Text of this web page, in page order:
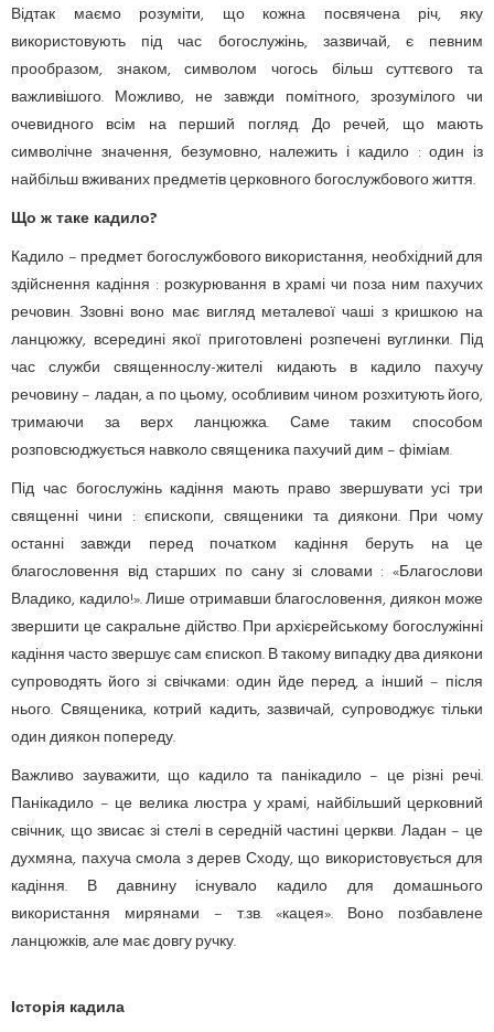
Відтак маємо розуміти, що кожна посвячена річ, яку
використовують під час богослужінь, зазвичай, є певним
прообразом, знаком, символом чогось більш суттєвого та
важливішого. Можливо, не завжди помітного, зрозумілого чи
очевидного всім на перший погляд. До речей, що мають
символічне значення, безумовно, належить і кадило : один із
найбільш вживаних предметів церковного богослужбового життя.
Що ж таке кадило?
Кадило – предмет богослужбового використання, необхідний для
здійснення кадіння : розкурювання в храмі чи поза ним пахучих
речовин. Ззовні воно має вигляд металевої чаші з кришкою на
ланцюжку, всередині якої приготовлені розпечені вуглинки. Під
час служби священнослу-жителі кидають в кадило пахучу
речовину – ладан, а по цьому, особливим чином розхитують його,
тримаючи за верх ланцюжка. Саме таким способом
розповсюджується навколо священика пахучий дим – фіміам.
Під час богослужінь кадіння мають право звершувати усі три
священні чини : єпископи, священики та диякони. При чому
останні завжди перед початком кадіння беруть на це
благословення від старших по сану зі словами : «Благослови
Владико, кадило!». Лише отримавши благословення, диякон може
звершити це сакральне дійство. При архієрейському богослужінні
кадіння часто звершує сам єпископ. В такому випадку два диякони
супроводять його зі свічками: один йде перед, а інший – після
нього. Священика, котрий кадить, зазвичай, супроводжує тільки
один диякон попереду.
Важливо зауважити, що кадило та панікадило – це різні речі.
Панікадило – це велика люстра у храмі, найбільший церковний
свічник, що звисає зі стелі в середній частині церкви. Ладан – це
духмяна, пахуча смола з дерев Сходу, що використовується для
кадіння. В давнину існувало кадило для домашнього
використання мирянами – т.зв. «кацея». Воно позбавлене
ланцюжків, але має довгу ручку.
Історія кадила